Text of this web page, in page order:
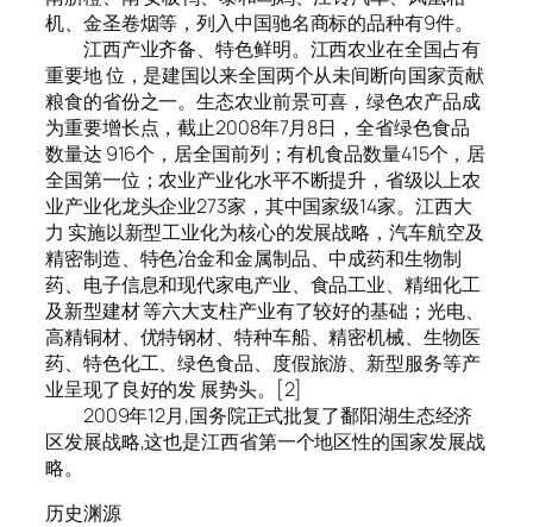
机、金圣卷烟等，列入中国驰名商标的品种有9件。
江西产业齐备、特色鲜明。江西农业在全国占有
重要地 位，是建国以来全国两个从未间断向国家贡献
粮食的省份之一。生态农业前景可喜，绿色农产品成
为重要增长点，截止2008年7月8日，全省绿色食品
数量达 916个，居全国前列；有机食品数量415个，居
全国第一位；农业产业化水平不断提升，省级以上农
业产业化龙头企业273家，其中国家级14家。江西大
力 实施以新型工业化为核心的发展战略，汽车航空及
精密制造、特色冶金和金属制品、中成药和生物制
药、电子信息和现代家电产业、食品工业、精细化工
及新型建材 等六大支柱产业有了较好的基础；光电、
高精铜材、优特钢材、特种车船、精密机械、生物医
药、特色化工、绿色食品、度假旅游、新型服务等产
业呈现了良好的发 展势头。[2]
2009年12月,国务院正式批复了鄱阳湖生态经济
区发展战略,这也是江西省第一个地区性的国家发展战
略。
历史渊源